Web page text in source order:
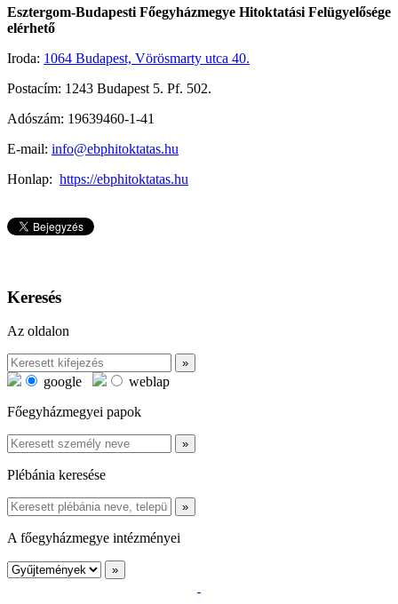
Esztergom-Budapesti Főegyházmegye Hitoktatási Felügyelősége
elérhető
Iroda: 1064 Budapest, Vörösmarty utca 40.
Postacím: 1243 Budapest 5. Pf. 502.
Adószám: 19639460-1-41
E-mail: info@ebphitoktatas.hu
Honlap: https://ebphitoktatas.hu
Keresés
Az oldalon
google
weblap
Főegyházmegyei papok
Plébánia keresése
A főegyházmegye intézményei